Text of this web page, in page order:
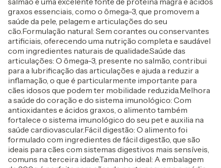
graxos essenciais, como o ômega-3, que promovem a
saúde da pele, pelagem e articulações do seu
cão.Formulação natural: Sem corantes ou conservantes
artificiais, oferecendo uma nutrição completa e saudável
com ingredientes naturais de qualidade.Saúde das
articulações: O ômega-3, presente no salmão, contribui
para a lubrificação das articulações e ajuda a reduzir a
inflamação, o que é particularmente importante para
cães idosos que podem ter mobilidade reduzida.Melhora
a saúde do coração e do sistema imunológico: Com
antioxidantes e ácidos graxos, o alimento também
fortalece o sistema imunológico do seu pet e auxilia na
saúde cardiovascular.Fácil digestão: O alimento foi
formulado com ingredientes de fácil digestão, que são
ideais para cães com sistemas digestivos mais sensíveis,
comuns na terceira idade.Tamanho ideal: A embalagem